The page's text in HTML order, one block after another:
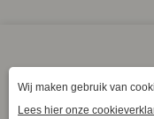
Klantenservice
La Vie Spaarpunten